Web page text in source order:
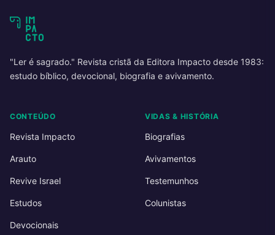
"Ler é sagrado." Revista cristã da Editora Impacto desde 1983:
estudo bíblico, devocional, biografia e avivamento.
CONTEÚDO
Revista Impacto
Arauto
Revive Israel
Estudos
Devocionais
VIDAS & HISTÓRIA
Biografias
Avivamentos
Testemunhos
Colunistas